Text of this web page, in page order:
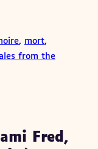
, mort
from the
Fred,